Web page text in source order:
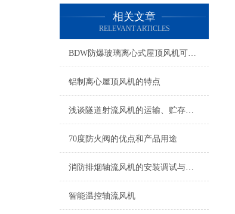
相关文章
RELEVANT ARTICLES
BDW防爆玻璃离心式屋顶风机可为用户代为设计、并加工制作
铝制离心屋顶风机的特点
浅谈隧道射流风机的运输、贮存注意事项
70度防火阀的优点和产品用途
消防排烟轴流风机的安装调试与运行维护指南
智能温控轴流风机